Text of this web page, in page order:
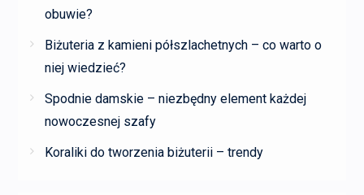
obuwie?
Biżuteria z kamieni półszlachetnych – co warto o
niej wiedzieć?
Spodnie damskie – niezbędny element każdej
nowoczesnej szafy
Koraliki do tworzenia biżuterii – trendy